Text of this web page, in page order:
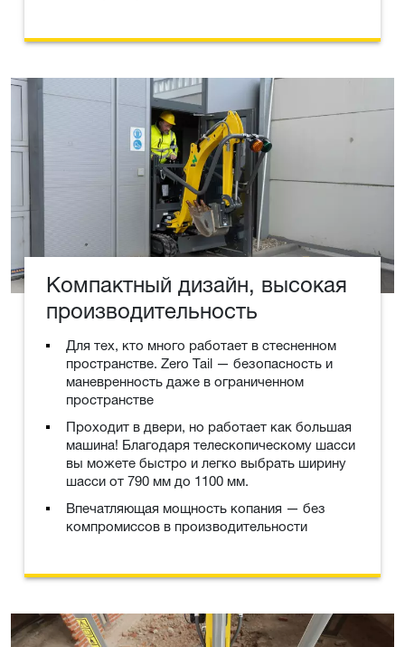
Компактный дизайн, высокая
производительность
Для тех, кто много работает в стесненном
пространстве. Zero Tail — безопасность и
маневренность даже в ограниченном
пространстве
Проходит в двери, но работает как большая
машина! Благодаря телескопическому шасси
вы можете быстро и легко выбрать ширину
шасси от 790 мм до 1100 мм.
Впечатляющая мощность копания — без
компромиссов в производительности